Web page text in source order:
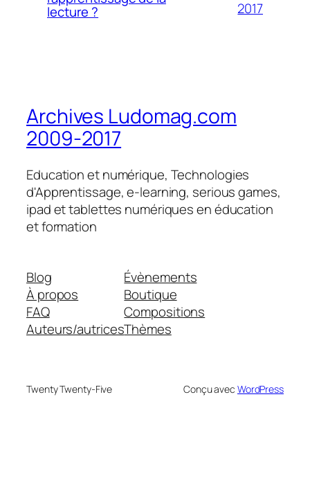
lecture ? 2017
Archives Ludomag.com
2009-2017
Education et numérique, Technologies
d'Apprentissage, e-learning, serious games,
ipad et tablettes numériques en éducation
et formation
Blog
À propos
FAQ
Auteurs/autrices
Évènements
Boutique
Compositions
Thèmes
Twenty Twenty-Five Conçu avec WordPress